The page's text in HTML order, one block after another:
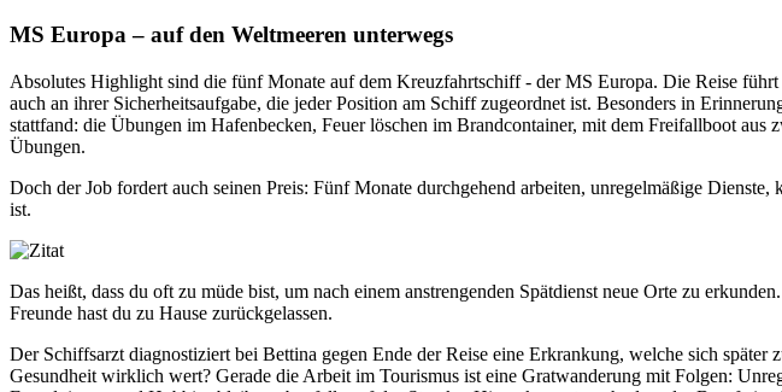
MS Europa – auf den Weltmeeren unterwegs
Absolutes Highlight sind die fünf Monate auf dem Kreuzfahrtschiff - der MS Europa. Die Reise
auch an ihrer Sicherheitsaufgabe, die jeder Position am Schiff zugeordnet ist. Besonders in
stattfand: die Übungen im Hafenbecken, Feuer löschen im Brandcontainer, mit dem Freifallboot
Übungen.
Doch der Job fordert auch seinen Preis: Fünf Monate durchgehend arbeiten, unregelmäßige
ist.
Das heißt, dass du oft zu müde bist, um nach einem anstrengenden Spätdienst neue Orte zu
Freunde hast du zu Hause zurückgelassen.
Der Schiffsarzt diagnostiziert bei Bettina gegen Ende der Reise eine Erkrankung, welche sich
Gesundheit wirklich wert? Gerade die Arbeit im Tourismus ist eine Gratwanderung mit Folgen: